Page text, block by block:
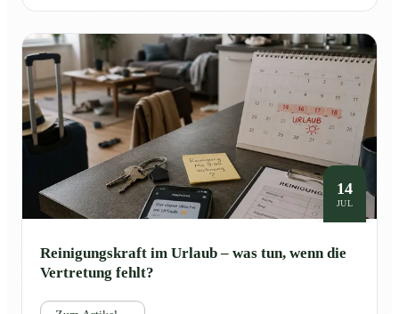
14
JUL
Reinigungskraft im Urlaub – was tun, wenn die
Vertretung fehlt?